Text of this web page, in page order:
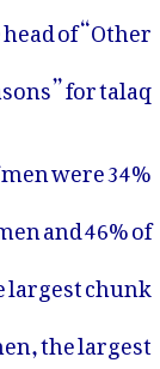
of “Other
for talaq.
men were
and 46% of
chunk
the largest